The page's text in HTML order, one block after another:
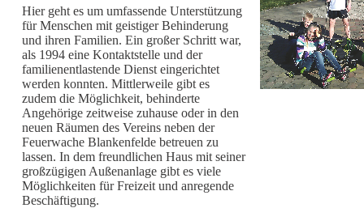
Hier geht es um umfassende Unterstützung
für Menschen mit geistiger Behinderung
und ihren Familien. Ein großer Schritt war,
als 1994 eine Kontaktstelle und der
familienentlastende Dienst eingerichtet
werden konnten. Mittlerweile gibt es
zudem die Möglichkeit, behinderte
Angehörige zeitweise zuhause oder in den
neuen Räumen des Vereins neben der
Feuerwache Blankenfelde betreuen zu
lassen. In dem freundlichen Haus mit seiner
großzügigen Außenanlage gibt es viele
Möglichkeiten für Freizeit und anregende
Beschäftigung.